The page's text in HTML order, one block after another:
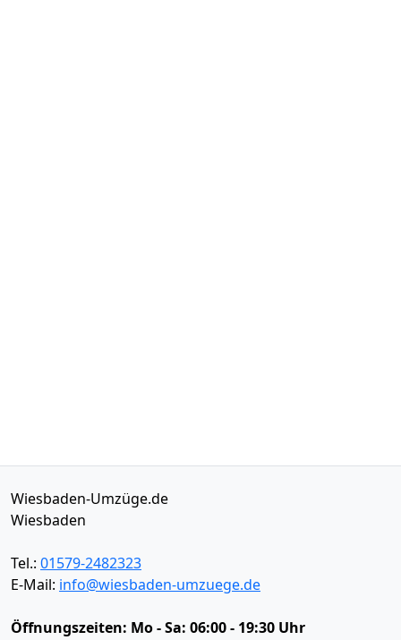
Wiesbaden-Umzüge.de
Wiesbaden
Tel.: 01579-2482323
E-Mail: info@wiesbaden-umzuege.de
Öffnungszeiten: Mo - Sa: 06:00 - 19:30 Uhr